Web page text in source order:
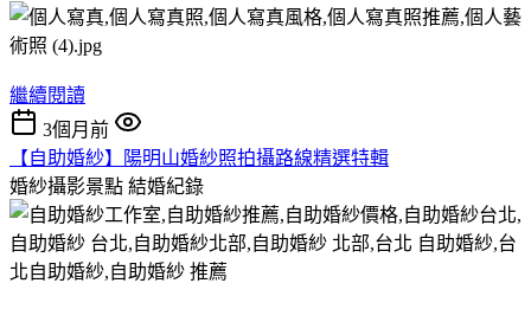
繼續閱讀
3個月前
【自助婚紗】陽明山婚紗照拍攝路線精選特輯
婚紗攝影景點 結婚紀錄